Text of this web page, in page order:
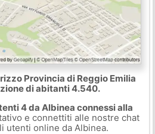
Provincia di Reggio Emilia
di abitanti 4.540.
4 da Albinea connessi alla
e connettiti alle nostre chat
utenti online da Albinea.